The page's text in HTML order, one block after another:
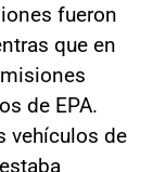
fueron
que en
de EPA.
vehículos de